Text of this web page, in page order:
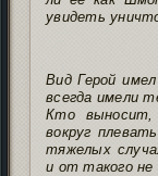
увидеть
Вид Герой
всегда имели
Кто
вокруг
тяжелых
и от такого не